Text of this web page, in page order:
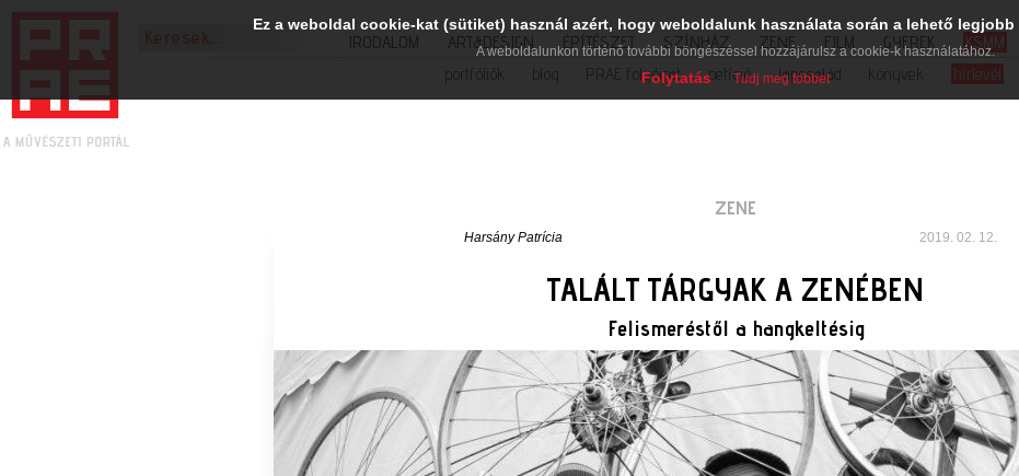
IRODALOM ART&DESIGN ÉPÍTÉSZET SZÍNHÁZ ZENE FILM GYEREK KSMM
portfóliók
blog PRAE folyóirat petíció lapcsalád könyvek hírlevél
ZENE
Harsány Patrícia 2019. 02. 12.
TALÁLT TÁRGYAK A ZENÉBEN
Felismeréstől a hangkeltésig
Ez a weboldal cookie-kat (sütiket) használ azért, hogy weboldalunk használata során a lehető
A weboldalunkon történő további böngészéssel hozzájárulsz a cookie-k használatához.
Folytatás Tudj meg többet